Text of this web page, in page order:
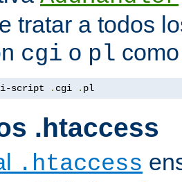
tratar a todos
cgi o pl
script . cgi . pl
.htaccess
.htaccess